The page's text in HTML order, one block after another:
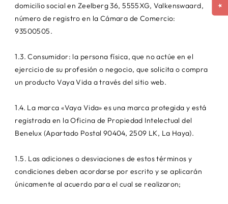
domicilio social en Zeelberg 36, 5555XG, Valkenswaard,
número de registro en la Cámara de Comercio:
93500505.
1.3. Consumidor: la persona física, que no actúe en el
ejercicio de su profesión o negocio, que solicita o compra
un producto Vaya Vida a través del sitio web.
1.4. La marca «Vaya Vida» es una marca protegida y está
registrada en la Oficina de Propiedad Intelectual del
Benelux (Apartado Postal 90404, 2509 LK, La Haya).
1.5. Las adiciones o desviaciones de estos términos y
condiciones deben acordarse por escrito y se aplicarán
únicamente al acuerdo para el cual se realizaron;
★